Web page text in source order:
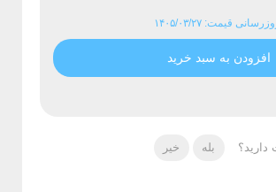
قیمت: ۱۴۰۵/۰۳/۲۷
افزودن به سبد خرید
دارید؟ بله خیر